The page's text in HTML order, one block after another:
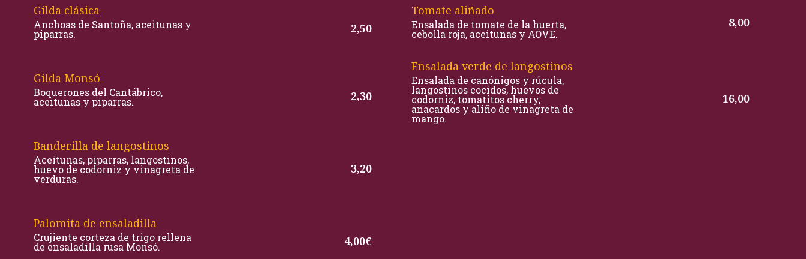
Gilda clásica
Anchoas de Santoña, aceitunas y
piparras. 2,50
Gilda Monsó
Boquerones del Cantábrico,
aceitunas y piparras. 2,30
Banderilla de langostinos
Aceitunas, piparras, langostinos,
huevo de codorniz y vinagreta de
verduras.
3,20
Palomita de ensaladilla
Crujiente corteza de trigo rellena
de ensaladilla rusa Monsó. 4,00€
Tomate aliñado
Ensalada de tomate de la huerta,
cebolla roja, aceitunas y AOVE.
8,00
Ensalada verde de langostinos
Ensalada de canónigos y rúcula,
langostinos cocidos, huevos de
codorniz, tomatitos cherry,
anacardos y aliño de vinagreta de
mango.
16,00